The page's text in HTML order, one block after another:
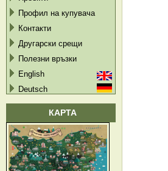
Профил на купувача
Контакти
Другарски срещи
Полезни връзки
English
Deutsch
КАРТА